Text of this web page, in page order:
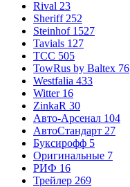
Rival 23
Sheriff 252
Steinhof 1527
Tavials 127
TCC 505
TowRus by Baltex 76
Westfalia 433
Witter 16
ZinkaR 30
Авто-Арсенал 104
АвтоСтандарт 27
Буксирофф 5
Оригинальные 7
РИФ 16
Трейлер 269